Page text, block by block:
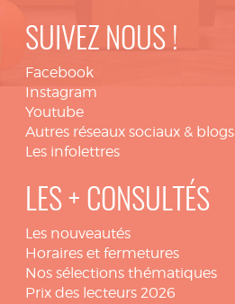
SUIVEZ NOUS !
Facebook
Instagram
Youtube
Autres réseaux sociaux & blogs
Les infolettres
LES + CONSULTÉS
Les nouveautés
Horaires et fermetures
Nos sélections thématiques
Prix des lecteurs 2026